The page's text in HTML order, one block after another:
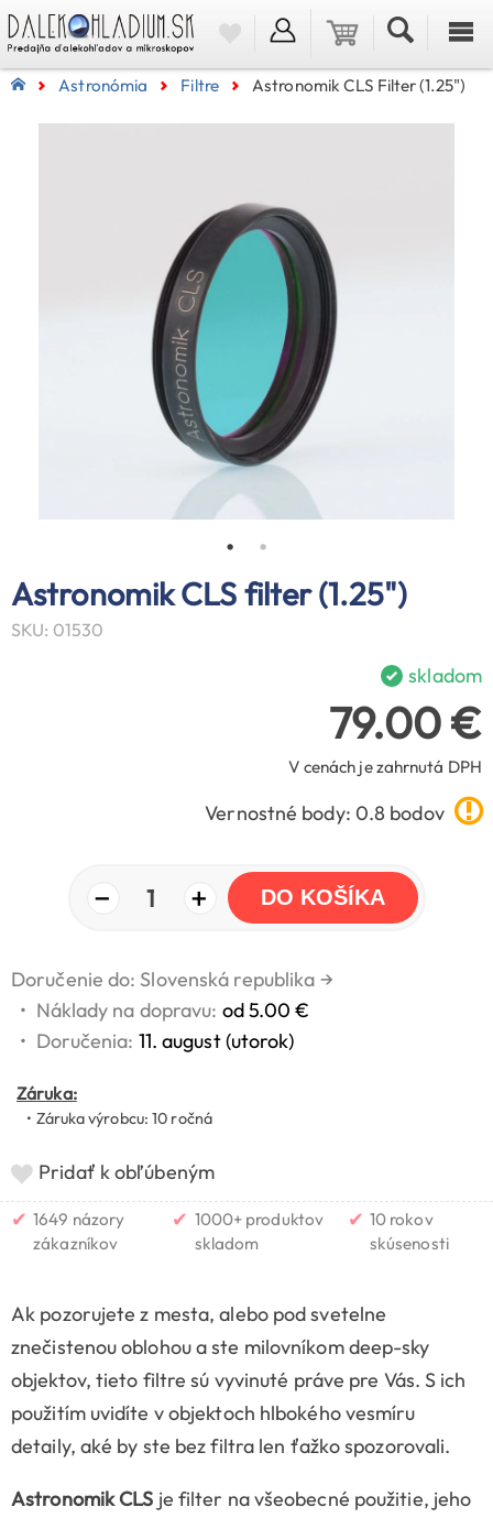
Astronómia Filtre Astronomik CLS Filter (1.25")
Astronomik CLS filter (1.25")
SKU: 01530
skladom
79.00 €
V cenách je zahrnutá DPH
Vernostné body: 0.8 bodov
− 1 + DO KOŠÍKA
Doručenie do: Slovenská republika →
• Náklady na dopravu: od 5.00 €
• Doručenia: 11. august (utorok)
Záruka:
• Záruka výrobcu: 10 ročná
Pridať k obľúbeným
✔ 1649 názory
zákazníkov
✔ 1000+ produktov
skladom
✔ 10 rokov
skúsenosti
Ak pozorujete z mesta, alebo pod svetelne
znečistenou oblohou a ste milovníkom deep-sky
objektov, tieto filtre sú vyvinuté práve pre Vás. S ich
použitím uvidíte v objektoch hlbokého vesmíru
detaily, aké by ste bez filtra len ťažko spozorovali.
Astronomik CLS je filter na všeobecné použitie, jeho